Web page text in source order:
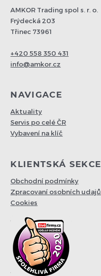
AMKOR Trading spol s. r. o.
Frýdecká 203
Třinec 73961
+420 558 350 431
info@amkor.cz
NAVIGACE
Aktuality
Servis po celé ČR
Vybavení na klíč
KLIENTSKÁ SEKCE
Obchodní podmínky
Zpracovaní osobních udajů
Cookies